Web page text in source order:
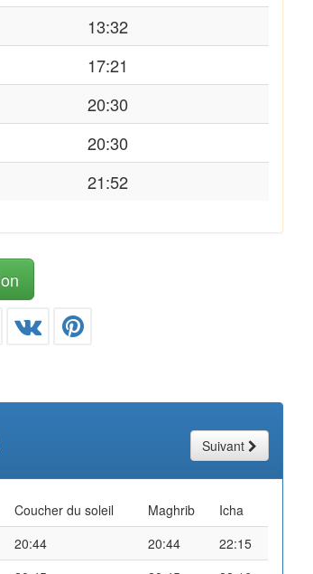
13:32
17:21
20:30
20:30
21:52
Suivant
Coucher du soleil Maghrib
Icha
20:44 20:44
22:15